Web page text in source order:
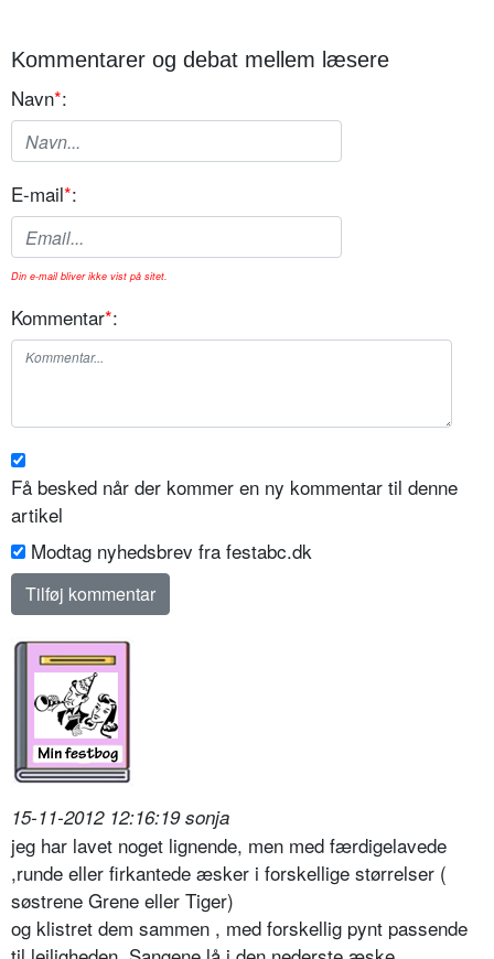
Kommentarer og debat mellem læsere
Navn*:
E-mail*:
Din e-mail bliver ikke vist på sitet.
Kommentar*:
Få besked når der kommer en ny kommentar til denne
artikel
Modtag nyhedsbrev fra festabc.dk
15-11-2012 12:16:19 sonja
jeg har lavet noget lignende, men med færdigelavede
,runde eller firkantede æsker i forskellige størrelser (
søstrene Grene eller Tiger)
og klistret dem sammen , med forskellig pynt passende